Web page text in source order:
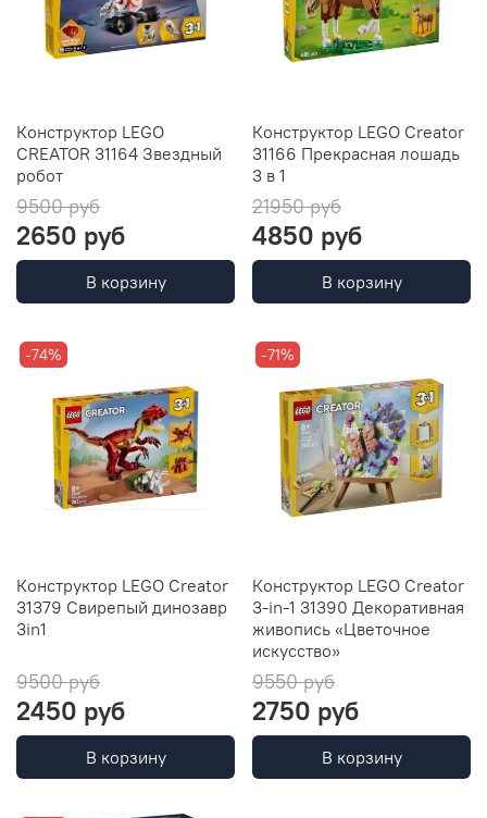
Конструктор LEGO
CREATOR 31164 Звездный
робот
9500 руб
2650 руб
В корзину
Конструктор LEGO Creator
31166 Прекрасная лошадь
3 в 1
21950 руб
4850 руб
В корзину
-74%
Конструктор LEGO Creator
31379 Свирепый динозавр
3in1
9500 руб
2450 руб
В корзину
-71%
Конструктор LEGO Creator
3-in-1 31390 Декоративная
живопись «Цветочное
искусство»
9550 руб
2750 руб
В корзину